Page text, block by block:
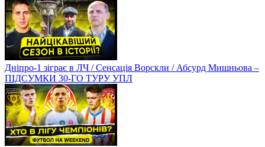
Дніпро-1 зіграє в ЛЧ / Сенсація Ворскли / Абсурд Мишньова –
ПІДСУМКИ 30-ГО ТУРУ УПЛ